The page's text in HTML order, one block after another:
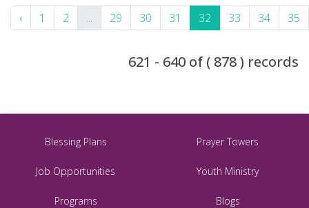
‹ 1 2 ... 29 30 31 32 33 34 35
621 - 640 of ( 878 ) records
Blessing Plans Prayer Towers
Job Opportunities Youth Ministry
Programs Blogs